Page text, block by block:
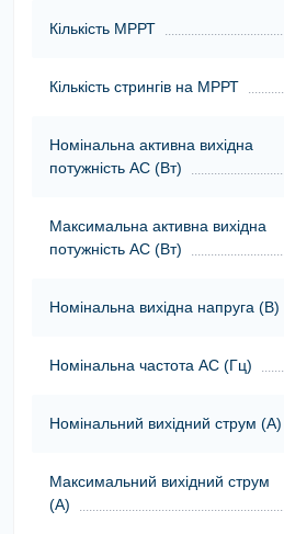
Кількість МРРТ
Кількість стрингів на МРРТ
Номінальна активна вихідна
потужність АС (Вт)
Максимальна активна вихідна
потужність АС (Вт)
Номінальна вихідна напруга (В)
Номінальна частота АС (Гц)
Номінальний вихідний струм (А)
Максимальний вихідний струм
(А)